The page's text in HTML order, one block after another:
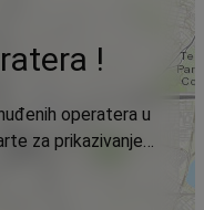
!
operatera u
za prikazivanje